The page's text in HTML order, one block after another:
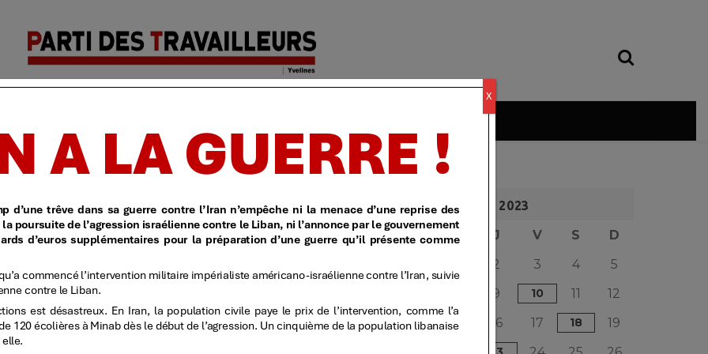
Parti des
travailleurs
| Yvelines
MARS 2023
L M M J V S
D
2 3 4 5
9 10 11
12
13
14 15 16 17 18
19
X